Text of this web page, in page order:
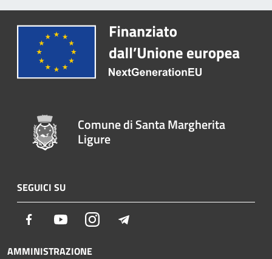
Comune di Santa Margherita
Ligure
SEGUICI SU
Facebook YoutubeInstagram
AMMINISTRAZIONE